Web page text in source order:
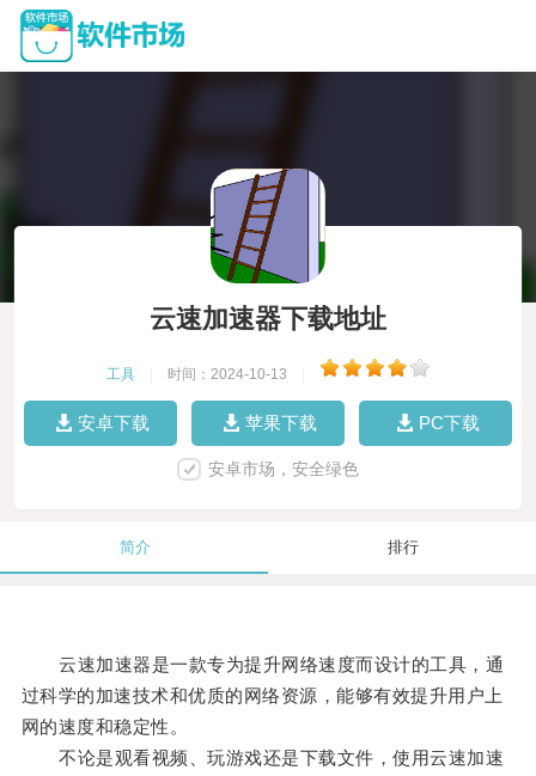
云速加速器下载地址
工具 时间：2024-10-13
安卓下载 苹果下载 PC下载
安卓市场，安全绿色
简介 排行
云速加速器是一款专为提升网络速度而设计的工具，通
过科学的加速技术和优质的网络资源，能够有效提升用户上
网的速度和稳定性。
不论是观看视频、玩游戏还是下载文件，使用云速加速